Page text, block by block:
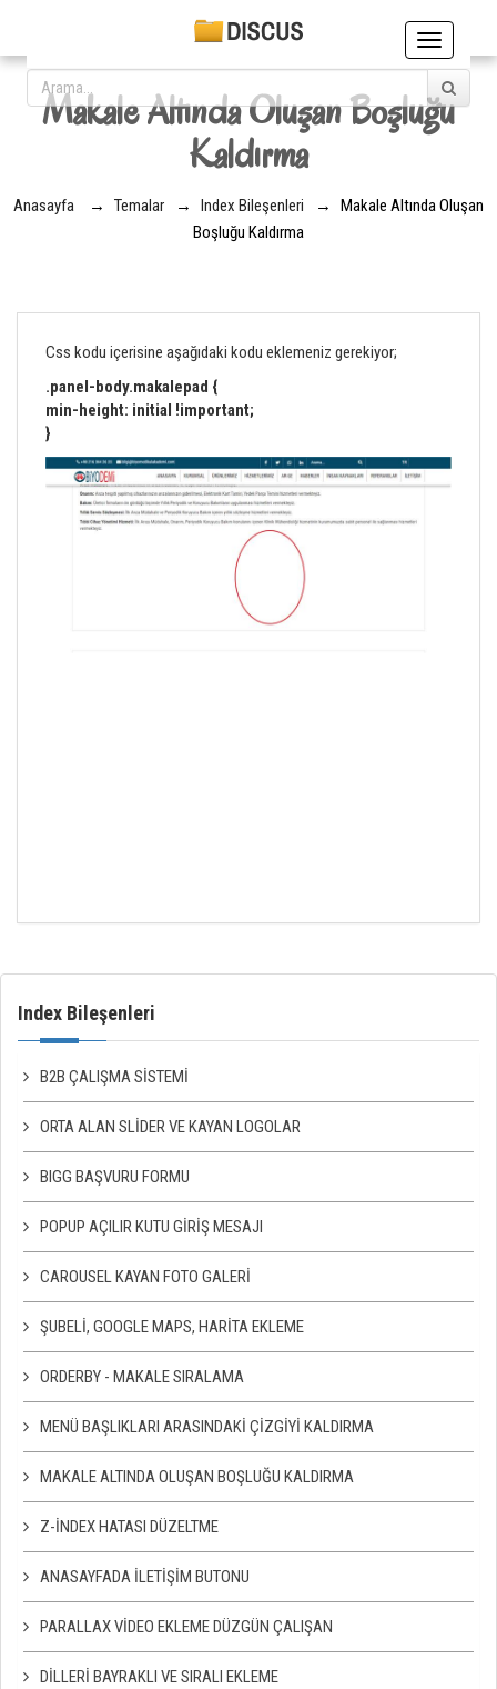
Toggle
navigation
Makale Altında Oluşan Boşluğu
Kaldırma
Anasayfa → Temalar → Index Bileşenleri →
Makale Altında Oluşan
Boşluğu Kaldırma
Css kodu içerisine aşağıdaki kodu eklemeniz gerekiyor;
.panel-body.makalepad {
min-height: initial !important;
}
Index Bileşenleri
B2B ÇALIŞMA SISTEMI
ORTA ALAN SLIDER VE KAYAN LOGOLAR
BIGG BAŞVURU FORMU
POPUP AÇILIR KUTU GIRIŞ MESAJI
CAROUSEL KAYAN FOTO GALERI
ŞUBELI, GOOGLE MAPS, HARITA EKLEME
ORDERBY - MAKALE SIRALAMA
MENÜ BAŞLIKLARI ARASINDAKI ÇIZGIYI KALDIRMA
MAKALE ALTINDA OLUŞAN BOŞLUĞU KALDIRMA
Z-İNDEX HATASI DÜZELTME
ANASAYFADA İLETIŞIM BUTONU
PARALLAX VIDEO EKLEME DÜZGÜN ÇALIŞAN
DILLERI BAYRAKLI VE SIRALI EKLEME